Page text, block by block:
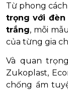
Từ phong cách
trọng với đèn
trắng, mỗi
của từng gia
Và quan
Zukoplast,
chống ẩm